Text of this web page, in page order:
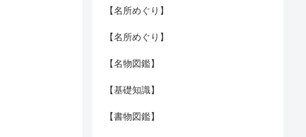
【名所めぐり】
【名所めぐり】
【名物図鑑】
【基礎知識】
【書物図鑑】